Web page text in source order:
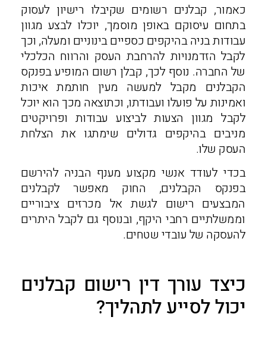
כאמור, קבלנים רשומים שקיבלו רישיון לעסוק
בתחום עיסוקם באופן מוסמך, יוכלו לבצע מגוון
עבודות בניה בהיקפים כספיים בינוניים ומעלה, וכך
לקבל הזדמנויות להרחבת העסק והרווח הכלכלי
של החברה. נוסף לכך, קבלן רשום המופיע בפנקס
הקבלנים מקבל למעשה מעין חותמת איכות
ואמינות על פועלו ועבודתו, וכתוצאה מכך הוא יוכל
לקבל מגוון הצעות לביצוע עבודות ופרויקטים
מניבים בהיקפים גדולים שימתגו את הצלחת
העסק שלו.
בכדי לעודד אנשי מקצוע מענף הבניה להירשם
בפנקס הקבלנים, החוק מאפשר לקבלנים
המבצעים רישום לגשת אל מכרזים ציבוריים
וממשלתיים רחבי היקף, ובנוסף גם לקבל היתרים
להעסקה של עובדי שטחים.
כיצד עורך דין רישום קבלנים
יכול לסייע לתהליך?